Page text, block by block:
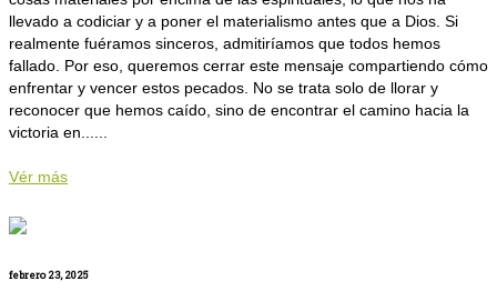
llevado a codiciar y a poner el materialismo antes que a Dios. Si
realmente fuéramos sinceros, admitiríamos que todos hemos
fallado. Por eso, queremos cerrar este mensaje compartiendo cómo
enfrentar y vencer estos pecados. No se trata solo de llorar y
reconocer que hemos caído, sino de encontrar el camino hacia la
victoria en......
Vér más
febrero 23, 2025